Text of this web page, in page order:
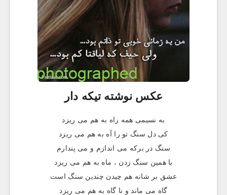
عکس نوشته تيکه دار
به نسیمی همه راه به هم می ریزد
کی دل سنگ تو را آه به هم می ریزد
سنگ در برکه می اندازم و می پندارم
با همین سنگ زدن ، ماه به هم می ریزد
عشق بر شانه هم چیدن چندین سنگ است
گاه می ماند و نا گاه به هم می ریزد